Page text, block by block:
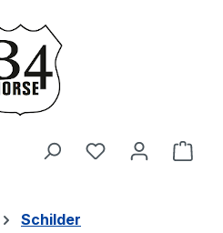
Du hast 0
Schilder